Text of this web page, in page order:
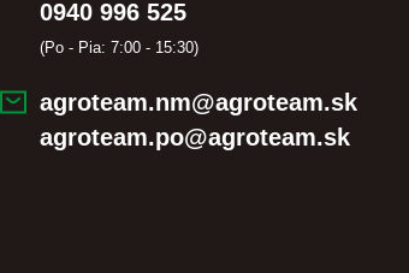
0940 996 525
(Po - Pia: 7:00 - 15:30)
agroteam.nm@agroteam.sk
agroteam.po@agroteam.sk